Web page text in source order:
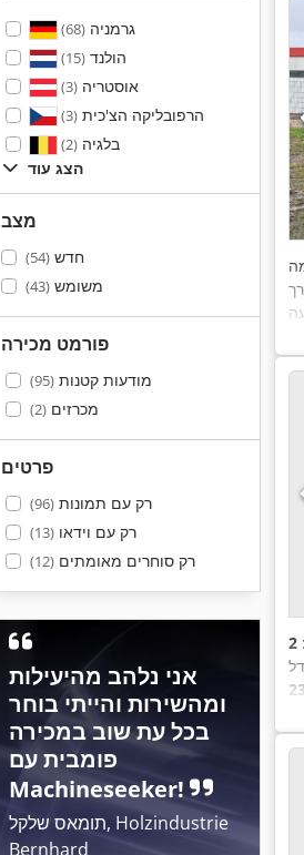
גרמניה(68)
הולנד(15)
אוסטריה(3)
הרפובליקה הצ'כית(3)
בלגיה(2)
הצג עוד
מצב
חדש(54)
משומש(43)
פורמט מכירה
מודעות קטנות(95)
מכרזים(2)
פרטים
רק עם תמונות(96)
רק עם וידאו(13)
רק סוחרים מאומתים(12)
אני נלהב מהיעילות
ומהשירות והייתי בוחר
בכל עת שוב במכירה
פומבית עם
Machineseeker!
תומאס שלקל, Holzindustrie
Bernhard